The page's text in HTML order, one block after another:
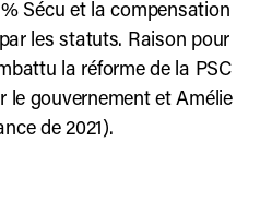
Sécu et la compensation
les statuts. Raison pour
la réforme de la PSC
le gouvernement et Amélie
de 2021).